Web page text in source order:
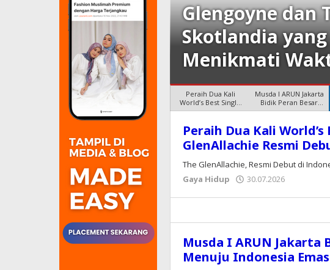
Peran Besar
Glengoyne dan
Skotlandia
Menikmati
Peraih Dua Kali
World’s Best Single
Malt, The
Musda I ARUN Jakarta
Bidik Peran Besar
Menuju
KORAN
PRIORITAS
Peraih Dua Kali
GlenAllachie Resmi
The GlenAllachie, Resmi Debut di
Gaya Hidup
30.07.2026
Musda I ARUN Jakarta
Menuju Indonesia Emas